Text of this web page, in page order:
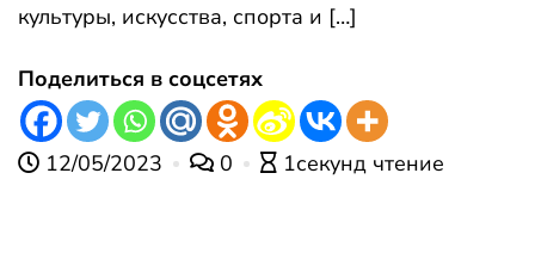
культуры, искусства, спорта и […]
Поделиться в соцсетях
12/05/2023 0 1секунд чтение